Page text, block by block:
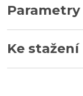
Parametry
Ke stažení